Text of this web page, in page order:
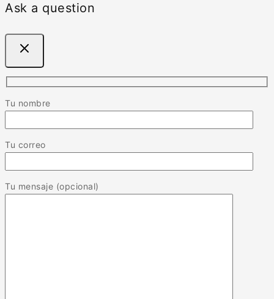
Ask a question
Tu nombre
Tu correo
Tu mensaje (opcional)